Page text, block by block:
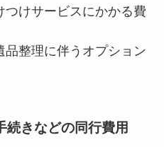
つけサービスにかかる費
品整理に伴うオプション
続きなどの同行費用